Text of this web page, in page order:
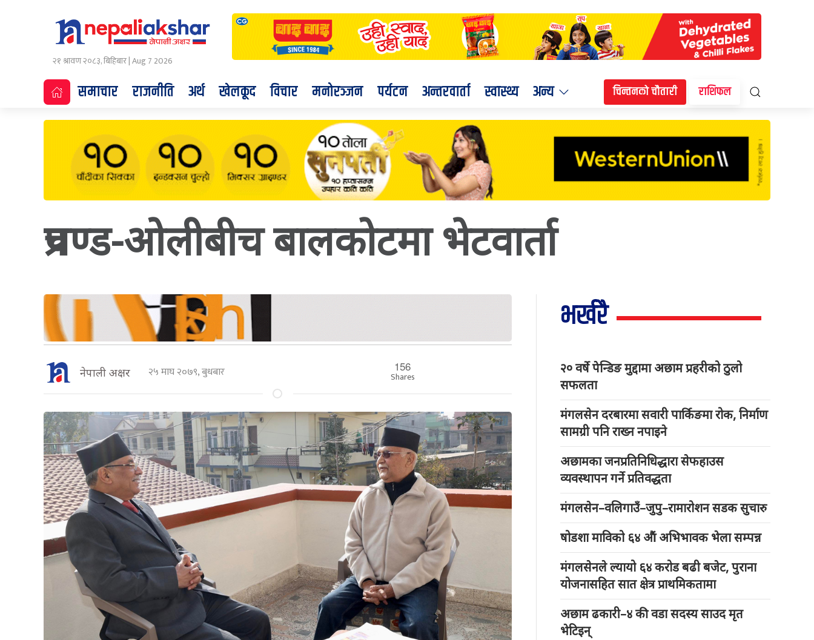
२१ श्रावण २०८३, बिहिबार | Aug 7 2026
समाचार राजनीति अर्थ खेलकूद विचार मनोरञ्जन पर्यटन अन्तरवार्ता स्वास्थ्य अन्य चिन्तनको चौतारी राशिफल
प्रचण्ड-ओलीबीच बालकोटमा भेटवार्ता
नेपाली अक्षर २५ माघ २०७९, बुधबार 156
Shares
भर्खरै
२० वर्षे पेन्डिङ मुद्दामा अछाम प्रहरीको ठुलो
सफलता
मंगलसेन दरबारमा सवारी पार्किङमा रोक, निर्माण
सामग्री पनि राख्न नपाइने
अछामका जनप्रतिनिधिद्धारा सेफहाउस
व्यवस्थापन गर्ने प्रतिवद्धता
मंगलसेन–वलिगाउँ–जुपु–रामारोशन सडक सुचारु
षोडशा माविको ६४ औं अभिभावक भेला सम्पन्न
मंगलसेनले ल्यायो ६४ करोड बढी बजेट, पुराना
योजनासहित सात क्षेत्र प्राथमिकतामा
अछाम ढकारी–४ की वडा सदस्य साउद मृत
भेटिइन्